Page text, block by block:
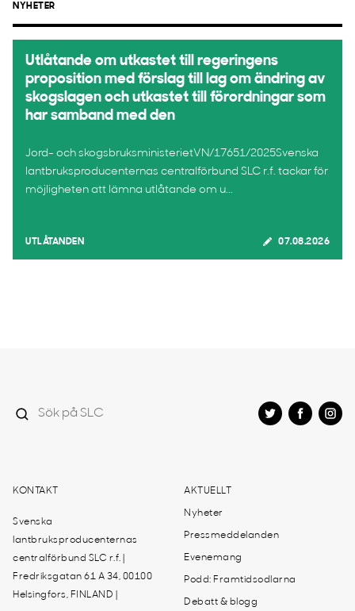
NYHETER
Utlåtande om utkastet till regeringens
proposition med förslag till lag om ändring av
skogslagen och utkastet till förordningar som
har samband med den
Jord- och skogsbruksministerietVN/17651/2025Svenska
lantbruksproducenternas centralförbund SLC r.f. tackar för
möjligheten att lämna utlåtande om u...
UTLÅTANDEN 07.08.2026
KONTAKT
Svenska
lantbruksproducenternas
centralförbund SLC r.f. |
Fredriksgatan 61 A 34, 00100
Helsingfors, FINLAND |
AKTUELLT
Nyheter
Pressmeddelanden
Evenemang
Podd: Framtidsodlarna
Debatt & blogg